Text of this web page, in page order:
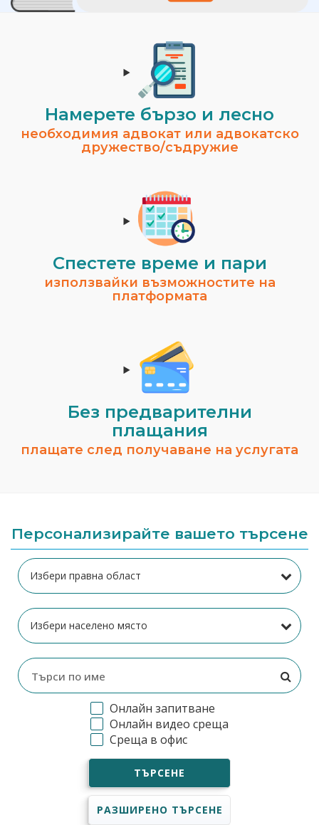
Намерете бързо и лесно
необходимия адвокат или адвокатско
дружество/съдружие
Спестeте време и пари
използвайки възможностите на
платформата
Без предварителни
плащания
плащате след получаване на услугата
Персонализирайте вашето търсене
Онлайн запитване
Онлайн видео среща
Среща в офис
ТЪРСЕНЕ
РАЗШИРЕНО ТЪРСЕНЕ